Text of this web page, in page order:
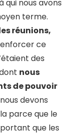
qui nous avons
terme.
réunions,
ce
des
nous
de pouvoir
devons
parce que le
que les